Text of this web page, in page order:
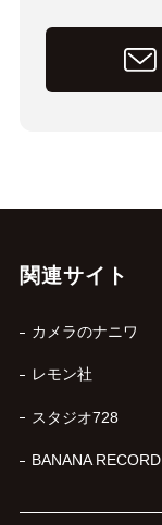
関連サイト
カメラのナニワ
レモン社
スタジオ728
BANANA RECORD